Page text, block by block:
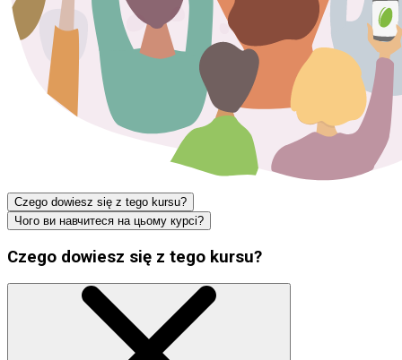
Czego dowiesz się z tego kursu?
Чого ви навчитеся на цьому курсі?
Czego dowiesz się z tego kursu?